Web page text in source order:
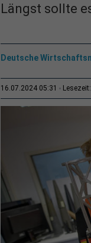
Längst sollte
Deutsche
16.07.2024 05:31 Lesezeit: